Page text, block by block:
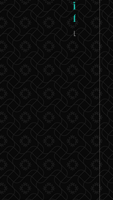
in the
flesh
Leer